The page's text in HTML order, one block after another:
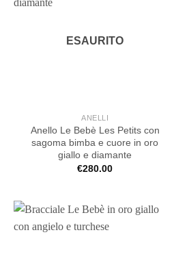
ESAURITO
ANELLI
Anello Le Bebè Les Petits con
sagoma bimba e cuore in oro
giallo e diamante
€280.00